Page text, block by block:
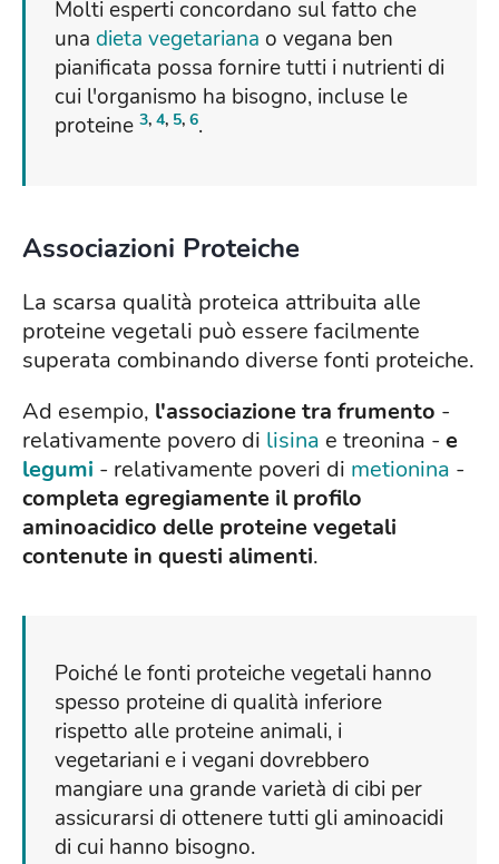
Molti esperti concordano sul fatto che
una dieta vegetariana o vegana ben
pianificata possa fornire tutti i nutrienti di
cui l'organismo ha bisogno, incluse le
proteine 3, 4, 5, 6.
Associazioni Proteiche
La scarsa qualità proteica attribuita alle
proteine vegetali può essere facilmente
superata combinando diverse fonti proteiche.
Ad esempio, l'associazione tra frumento -
relativamente povero di lisina e treonina - e
legumi - relativamente poveri di metionina -
completa egregiamente il profilo
aminoacidico delle proteine vegetali
contenute in questi alimenti.
Poiché le fonti proteiche vegetali hanno
spesso proteine di qualità inferiore
rispetto alle proteine animali, i
vegetariani e i vegani dovrebbero
mangiare una grande varietà di cibi per
assicurarsi di ottenere tutti gli aminoacidi
di cui hanno bisogno.